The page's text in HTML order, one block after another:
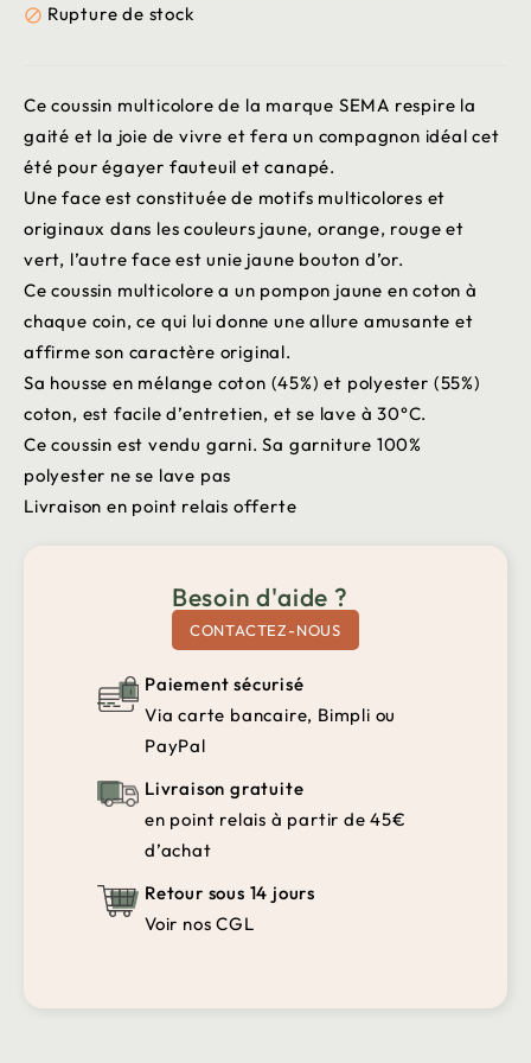
 Rupture de stock
Ce coussin multicolore de la marque SEMA respire la
gaité et la joie de vivre et fera un compagnon idéal cet
été pour égayer fauteuil et canapé.
Une face est constituée de motifs multicolores et
originaux dans les couleurs jaune, orange, rouge et
vert, l’autre face est unie jaune bouton d’or.
Ce coussin multicolore a un pompon jaune en coton à
chaque coin, ce qui lui donne une allure amusante et
affirme son caractère original.
Sa housse en mélange coton (45%) et polyester (55%)
coton, est facile d’entretien, et se lave à 30°C.
Ce coussin est vendu garni. Sa garniture 100%
polyester ne se lave pas
Livraison en point relais offerte
Besoin d'aide ?
CONTACTEZ-NOUS
Paiement sécurisé
Via carte bancaire, Bimpli ou
PayPal
Livraison gratuite
en point relais à partir de 45€
d’achat
Retour sous 14 jours
Voir nos CGL